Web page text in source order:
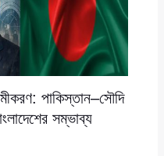
পাকিস্তান–সৌদি
সম্ভাব্য